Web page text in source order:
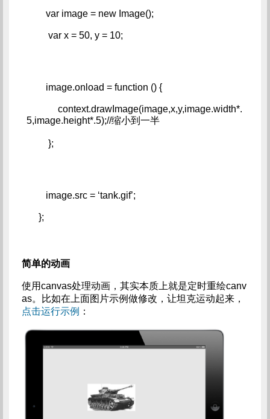
var image = new Image();
var x = 50, y = 10;
image.onload = function () {
5,image.height*.5);//缩小到一半
};
image.src = ‘tank.gif’;
};
简单的动画
使用canvas处理动画，其实本质上就是定时重绘canv
as。比如在上面图片示例做修改，让坦克运动起来，
点击运行示例 ：